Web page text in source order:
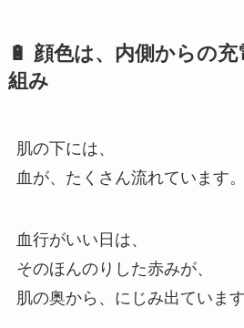
🔋 顔色は、内側からの
組み
肌の下には、
血が、たくさん流れています。
血行がいい日は、
そのほんのりした赤みが、
肌の奥から、にじみ出ています